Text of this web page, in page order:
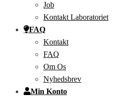
Job
Kontakt Laboratoriet
FAQ
Kontakt
FAQ
Om Os
Nyhedsbrev
Min Konto